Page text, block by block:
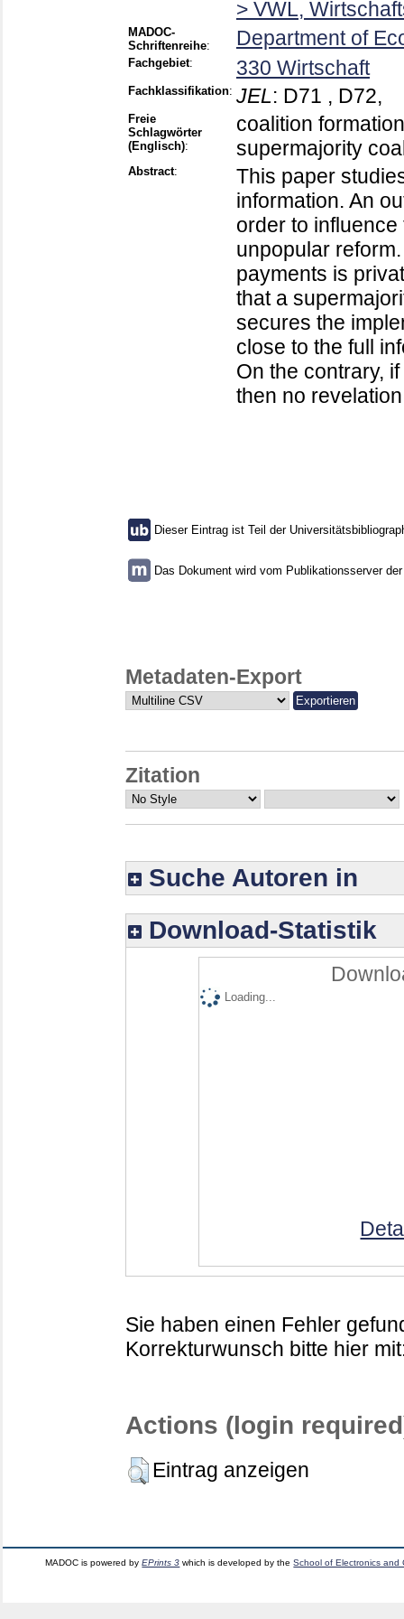
> VWL,
MADOC-
Schriftenreihe: Department of
Fachgebiet: 330 Wirtschaft
Fachklassifikation: JEL: D71 , D72,
Freie
Schlagwörter
(Englisch):
coalition
supermajority
Abstract:
This paper
information. An
order to
unpopular
payments is
that a
secures the
close to the full
On the contrary,
then no
Dieser Eintrag ist Teil der
Das Dokument wird vom Publikationsserver
Metadaten-Export
Zitation
Suche Autoren in
Download-Statistik
Loading...
Sie haben einen Fehler
Korrekturwunsch bitte hier
Actions (login
Eintrag anzeigen
MADOC is powered byEPrints 3 which is developed by theSchool of Electronics and